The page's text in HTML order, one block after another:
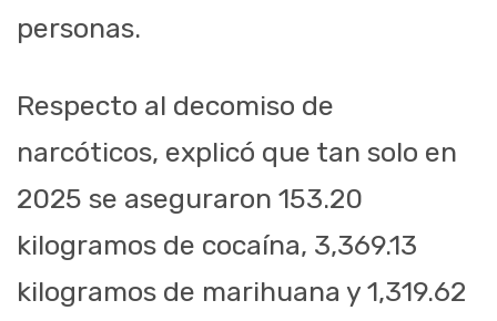
personas.
Respecto al decomiso de
narcóticos, explicó que tan solo en
2025 se aseguraron 153.20
kilogramos de cocaína, 3,369.13
kilogramos de marihuana y 1,319.62